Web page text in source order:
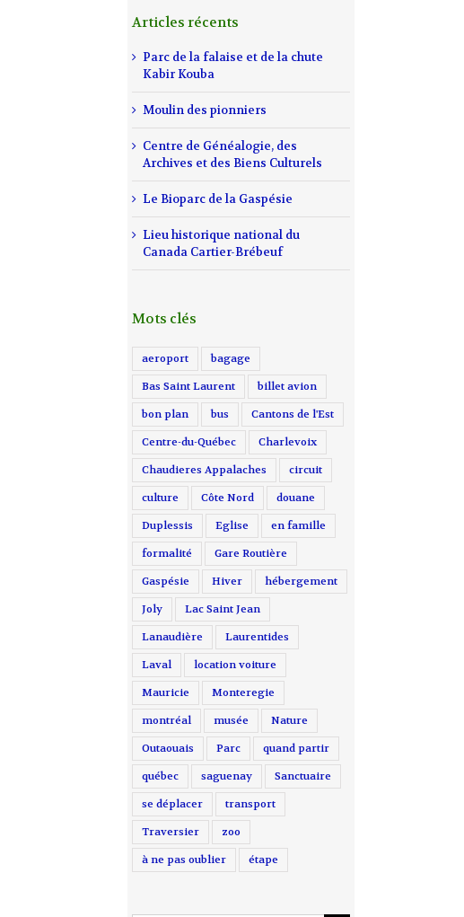
Articles récents
Parc de la falaise et de la chute
Kabir Kouba
Moulin des pionniers
Centre de Généalogie, des
Archives et des Biens Culturels
Le Bioparc de la Gaspésie
Lieu historique national du
Canada Cartier-Brébeuf
Mots clés
aeroport bagage
Bas Saint Laurent billet avion
bon plan bus Cantons de l'Est
Centre-du-Québec Charlevoix
Chaudieres Appalaches circuit
culture Côte Nord douane
Duplessis Eglise en famille
formalité Gare Routière
Gaspésie Hiver hébergement
Joly Lac Saint Jean
Lanaudière Laurentides
Laval location voiture
Mauricie Monteregie
montréal musée Nature
Outaouais Parc quand partir
québec saguenay Sanctuaire
se déplacer transport
Traversier zoo
à ne pas oublier étape